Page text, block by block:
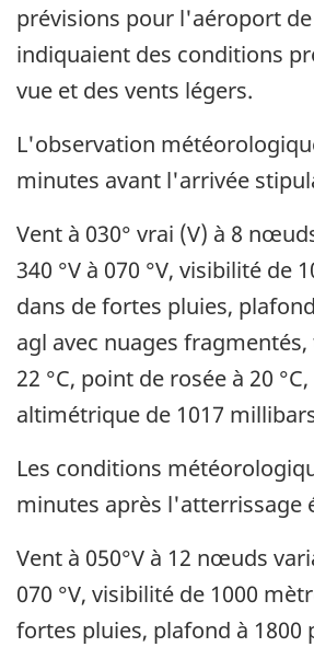
prévisions pour l'aéroport
indiquaient des conditions
vue et des vents légers.
L'observation
minutes avant l'arrivée
Vent à 030° vrai (V) à 8
340 °V à 070 °V, visibilité de
dans de fortes pluies,
agl avec nuages
22 °C, point de rosée à 20
altimétrique de 1017
Les conditions
minutes après l'atterrissage
Vent à 050°V à 12 nœuds
070 °V, visibilité de 1000
fortes pluies, plafond à 1800